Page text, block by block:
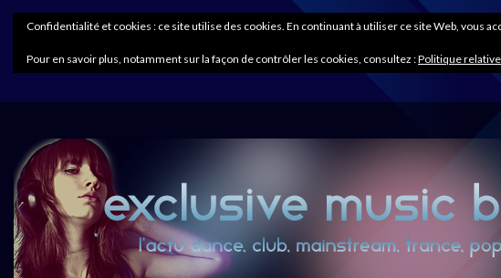
Confidentialité et cookies : ce site utilise des cookies. En continuant à utiliser ce site Web, vous
Pour en savoir plus, notamment sur la façon de contrôler les cookies, consultez :Politique